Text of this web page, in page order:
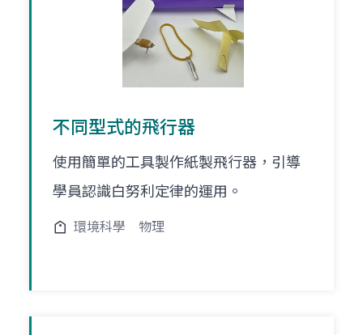
不同型式的飛行器
使用簡單的工具製作紙製飛行器，引導
學員認識白努利定律的運用。
環境科學 物理